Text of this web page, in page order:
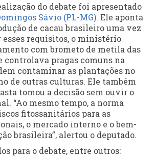
do debate foi apresentado
Sávio (PL-MG). Ele aponta
de cacau brasileiro uma vez
esses requisitos, o ministério
com brometo de metila das
controlava pragas comuns na
contaminar as plantações no
de outras culturas. Ele também
tomou a decisão sem ouvir o
“Ao mesmo tempo, a norma
fitossanitários para as
o mercado interno e o bem-
brasileira”, alertou o deputado.
para o debate, entre outros: